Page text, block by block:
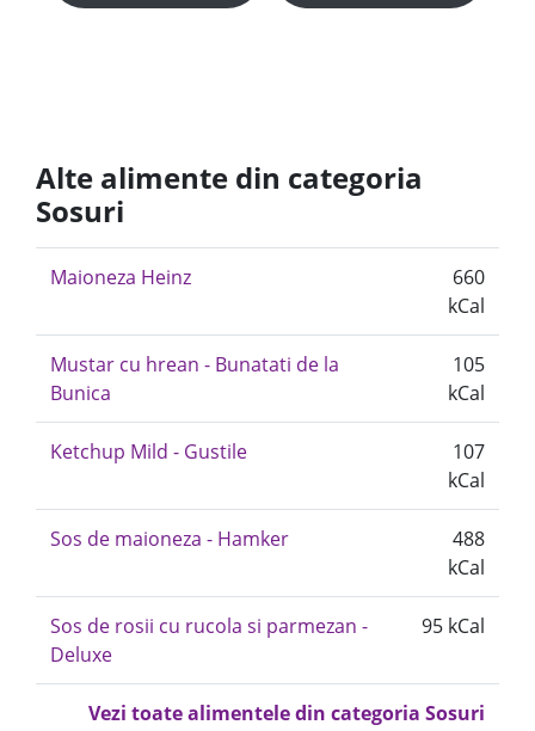
Alte alimente din categoria
Sosuri
Maioneza Heinz
660
kCal
Mustar cu hrean - Bunatati de la
Bunica
105
kCal
Ketchup Mild - Gustile
107
kCal
Sos de maioneza - Hamker
488
kCal
Sos de rosii cu rucola si parmezan -
Deluxe
95 kCal
Vezi toate alimentele din categoria Sosuri